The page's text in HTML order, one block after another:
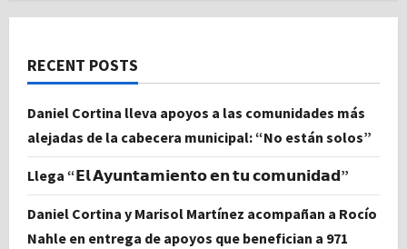
RECENT POSTS
Daniel Cortina lleva apoyos a las comunidades más
alejadas de la cabecera municipal: “No están solos”
Llega “𝗘𝗹 𝗔𝘆𝘂𝗻𝘁𝗮𝗺𝗶𝗲𝗻𝘁𝗼 𝗲𝗻 𝘁𝘂 𝗰𝗼𝗺𝘂𝗻𝗶𝗱𝗮𝗱”
Daniel Cortina y Marisol Martínez acompañan a Rocío
Nahle en entrega de apoyos que benefician a 971